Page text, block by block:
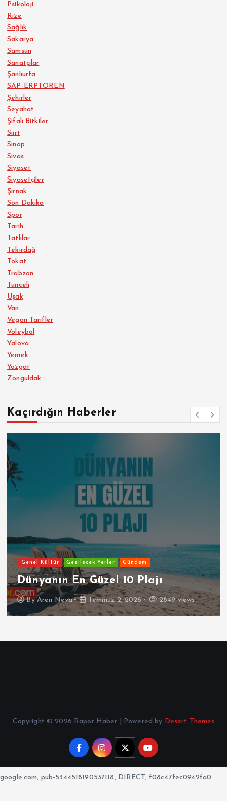
Psikoloji
Rize
Sağlık
Sakarya
Samsun
Sanatçılar
Şanlıurfa
SAP-ERPTOREN
Şehirler
Seyahat
Şifalı Bitkiler
Siirt
Sinop
Sivas
Siyaset
Siyasetçiler
Şırnak
Son Dakika
Spor
Tarih
Tatlılar
Tekirdağ
Tokat
Trabzon
Tunceli
Uşak
Van
Vegan Tarifler
Voleybol
Yalova
Yemek
Yozgat
Zonguldak
Kaçırdığın Haberler
Genel Kültür Gezilecek Yerler Gündem
Türkiye Haritalı Köy Gezi Rehberi
ByAren Neva Haziran 30, 2026 3921 views
Copyright © 2026 Rapor Haber | Powered by Desert Themes
google.com, pub-5344518190537118, DIRECT, f08c47fec0942fa0